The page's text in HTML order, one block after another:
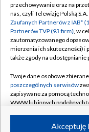
Abonament TVP
Emisja w TVP
Centrum informacji
Naziemna Telewizja
Rada Programowa
System NOS
Informacje o nadawcy
przechowywanie oraz na
nas, czyli Telewizję Polską
Zaufanych Partnerów z IAB*
Partnerów TVP (93 firm), w
zautomatyzowanego
mierzenia ich skuteczności) i
także zgody na udostępnianie
Twoje dane osobowe
poszczególnych serwisów
zapisywane za pomocą
WWW lub innych podobnych
ruchu w Internecie.Akceptuję